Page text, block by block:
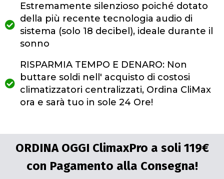
Estremamente silenzioso poiché dotato
della più recente tecnologia audio di
sistema (solo 18 decibel), ideale durante il
sonno
RISPARMIA TEMPO E DENARO: Non
buttare soldi nell' acquisto di costosi
climatizzatori centralizzati, Ordina CliMax
ora e sarà tuo in sole 24 Ore!
ORDINA OGGI ClimaxPro a soli 119€
con Pagamento alla Consegna!